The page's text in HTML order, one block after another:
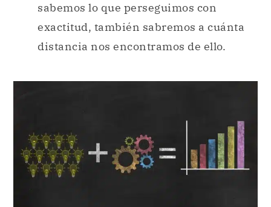
sabemos lo que perseguimos con
exactitud, también sabremos a cuánta
distancia nos encontramos de ello.